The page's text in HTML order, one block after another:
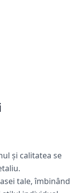
și calitatea se
tale, îmbinând